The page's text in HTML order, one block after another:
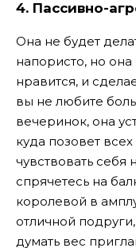
4. Пассивно-
Она не будет
напористо, но она
нравится, и
вы не любите
вечеринок, она
куда позовет
чувствовать
спрячетесь на
королевой в
отличной
думать вес